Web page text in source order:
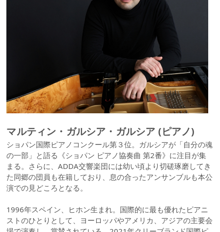
マルティン・ガルシア・ガルシア (ピアノ)
ショパン国際ピアノコンクール第３位。ガルシアが「自分の魂
の一部」と語る《ショパン ピアノ協奏曲 第2番》に注目が集
まる。さらに、ADDA交響楽団には幼い頃より切磋琢磨してき
た同郷の団員も在籍しており、息の合ったアンサンブルも本公
演での見どころとなる。
1996年スペイン、ヒホン生まれ。国際的に最も優れたピアニ
ストのひとりとして、ヨーロッパやアメリカ、アジアの主要会